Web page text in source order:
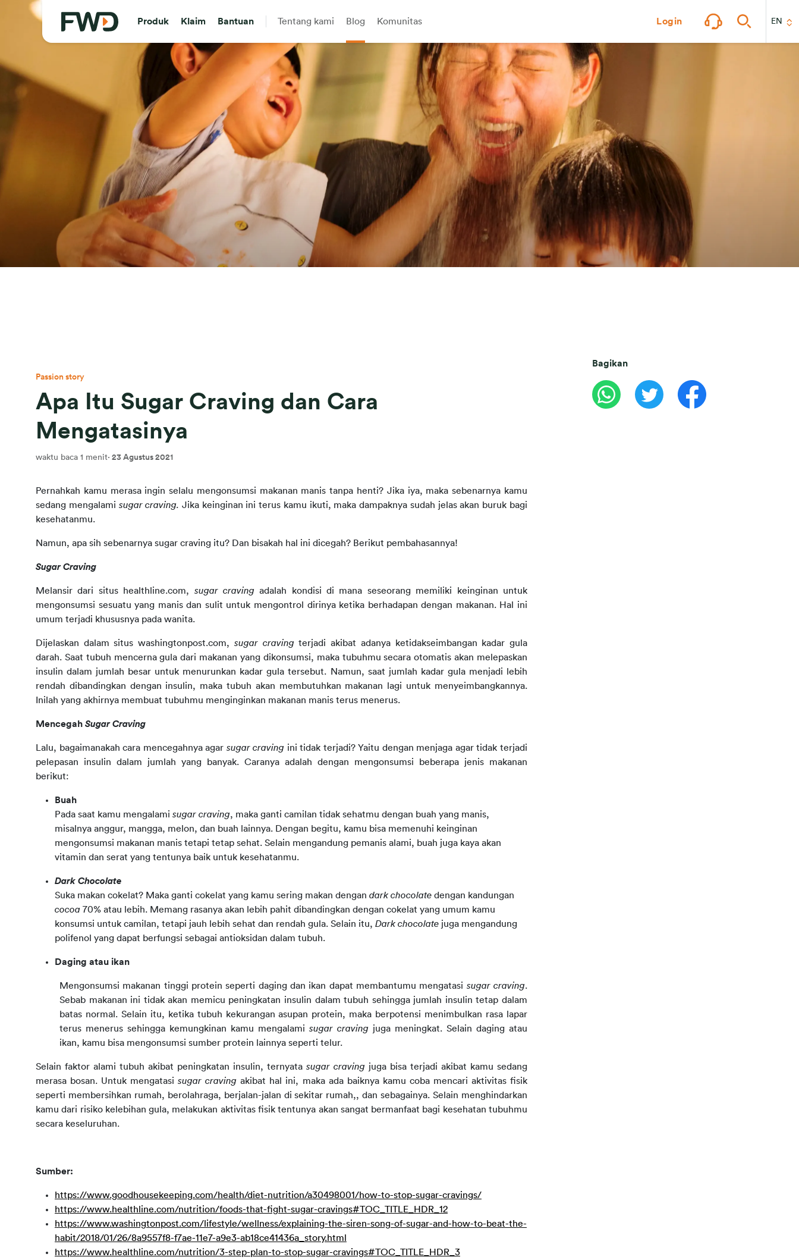
Produk Klaim Bantuan Tentang kami Blog Komunitas Login EN
Passion story
Apa Itu Sugar Craving dan Cara
Mengatasinya
waktu baca 1 menit· 23 Agustus 2021
Pernahkah kamu merasa ingin selalu mengonsumsi makanan manis tanpa henti? Jika iya, maka sebenarnya kamu
sedang mengalami sugar craving. Jika keinginan ini terus kamu ikuti, maka dampaknya sudah jelas akan buruk bagi
kesehatanmu.
Namun, apa sih sebenarnya sugar craving itu? Dan bisakah hal ini dicegah? Berikut pembahasannya!
Sugar Craving
Melansir dari situs healthline.com, sugar craving adalah kondisi di mana seseorang memiliki keinginan untuk
mengonsumsi sesuatu yang manis dan sulit untuk mengontrol dirinya ketika berhadapan dengan makanan. Hal ini
umum terjadi khususnya pada wanita.
Dijelaskan dalam situs washingtonpost.com, sugar craving terjadi akibat adanya ketidakseimbangan kadar gula
darah. Saat tubuh mencerna gula dari makanan yang dikonsumsi, maka tubuhmu secara otomatis akan melepaskan
insulin dalam jumlah besar untuk menurunkan kadar gula tersebut. Namun, saat jumlah kadar gula menjadi lebih
rendah dibandingkan dengan insulin, maka tubuh akan membutuhkan makanan lagi untuk menyeimbangkannya.
Inilah yang akhirnya membuat tubuhmu menginginkan makanan manis terus menerus.
Mencegah Sugar Craving
Lalu, bagaimanakah cara mencegahnya agar sugar craving ini tidak terjadi? Yaitu dengan menjaga agar tidak terjadi
pelepasan insulin dalam jumlah yang banyak. Caranya adalah dengan mengonsumsi beberapa jenis makanan
berikut:
Buah
Pada saat kamu mengalami sugar craving, maka ganti camilan tidak sehatmu dengan buah yang manis,
misalnya anggur, mangga, melon, dan buah lainnya. Dengan begitu, kamu bisa memenuhi keinginan
mengonsumsi makanan manis tetapi tetap sehat. Selain mengandung pemanis alami, buah juga kaya akan
vitamin dan serat yang tentunya baik untuk kesehatanmu.
Dark Chocolate
Suka makan cokelat? Maka ganti cokelat yang kamu sering makan dengan dark chocolate dengan kandungan
cocoa 70% atau lebih. Memang rasanya akan lebih pahit dibandingkan dengan cokelat yang umum kamu
konsumsi untuk camilan, tetapi jauh lebih sehat dan rendah gula. Selain itu, Dark chocolate juga mengandung
polifenol yang dapat berfungsi sebagai antioksidan dalam tubuh.
Daging atau ikan
Mengonsumsi makanan tinggi protein seperti daging dan ikan dapat membantumu mengatasi sugar craving.
Sebab makanan ini tidak akan memicu peningkatan insulin dalam tubuh sehingga jumlah insulin tetap dalam
batas normal. Selain itu, ketika tubuh kekurangan asupan protein, maka berpotensi menimbulkan rasa lapar
terus menerus sehingga kemungkinan kamu mengalami sugar craving juga meningkat. Selain daging atau
ikan, kamu bisa mengonsumsi sumber protein lainnya seperti telur.
Selain faktor alami tubuh akibat peningkatan insulin, ternyata sugar craving juga bisa terjadi akibat kamu sedang
merasa bosan. Untuk mengatasi sugar craving akibat hal ini, maka ada baiknya kamu coba mencari aktivitas fisik
seperti membersihkan rumah, berolahraga, berjalan-jalan di sekitar rumah,, dan sebagainya. Selain menghindarkan
kamu dari risiko kelebihan gula, melakukan aktivitas fisik tentunya akan sangat bermanfaat bagi kesehatan tubuhmu
secara keseluruhan.
Sumber:
https://www.goodhousekeeping.com/health/diet-nutrition/a30498001/how-to-stop-sugar-cravings/
https://www.healthline.com/nutrition/foods-that-fight-sugar-cravings#TOC_TITLE_HDR_12
https://www.washingtonpost.com/lifestyle/wellness/explaining-the-siren-song-of-sugar-and-how-to-beat-the-
habit/2018/01/26/8a9557f8-f7ae-11e7-a9e3-ab18ce41436a_story.html
https://www.healthline.com/nutrition/3-step-plan-to-stop-sugar-cravings#TOC_TITLE_HDR_3
Bagikan